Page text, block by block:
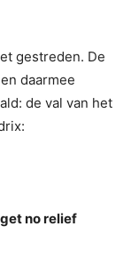
gestreden. De
daarmee
de val van het
no relief